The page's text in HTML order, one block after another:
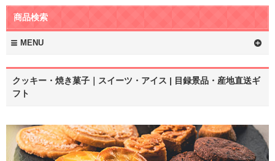
新しました！
2026/02/03
2999円編］もらってうれしい人気ラ…
商品検索
MENU
クッキー・焼き菓子｜スイーツ・アイス | 目録景品・産地直送ギ
フト